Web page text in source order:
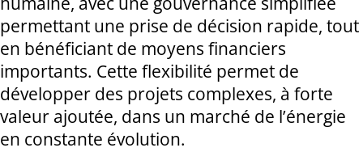
permettant une prise de décision rapide, tout
en bénéficiant de moyens financiers
importants. Cette flexibilité permet de
développer des projets complexes, à forte
valeur ajoutée, dans un marché de l’énergie
en constante évolution.